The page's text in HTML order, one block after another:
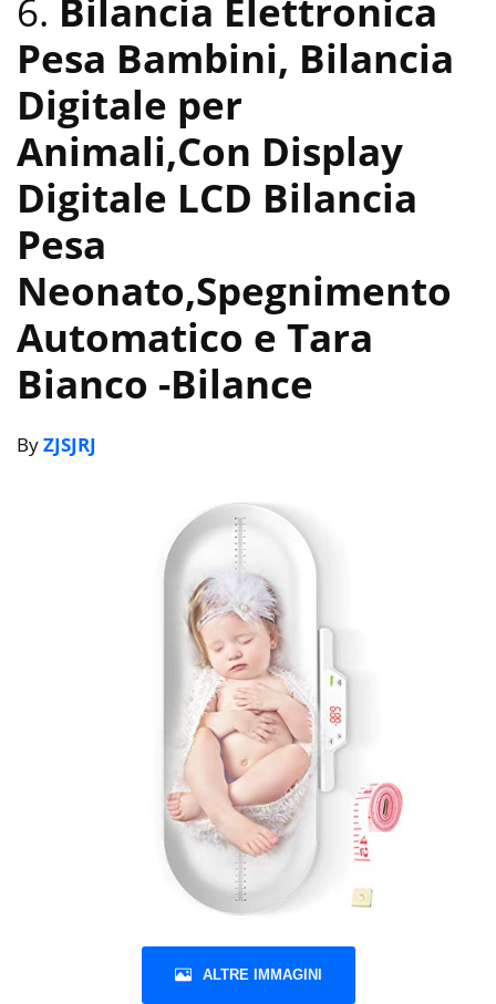
6. Bilancia Elettronica
Pesa Bambini, Bilancia
Digitale per
Animali,Con Display
Digitale LCD Bilancia
Pesa
Neonato,Spegnimento
Automatico e Tara
Bianco -Bilance
ByZJSJRJ
ALTRE IMMAGINI